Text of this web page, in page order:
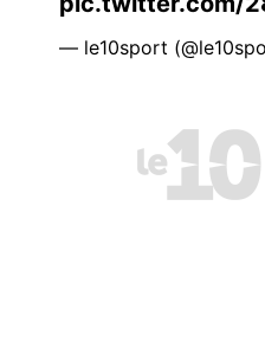
— le10sport